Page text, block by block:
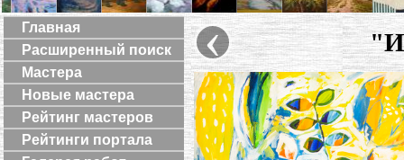
Главная
Расширенный поиск
Мастера
Новые мастера
Рейтинг мастеров
Рейтинги портала
‹